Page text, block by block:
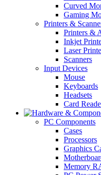
Curved
Gaming
Printers &
Printers &
Inkjet
Laser
Scanners
Input Devices
Mouse
Keyboards
Headsets
Card
PC Components
Cases
Processors
Graphics
Memory